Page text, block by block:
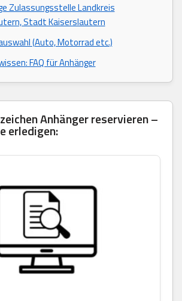
Zulassungsstelle Landkreis
Stadt Kaiserslautern
(Auto, Motorrad etc.)
FAQ für Anhänger
Anhänger reservieren –
erledigen: